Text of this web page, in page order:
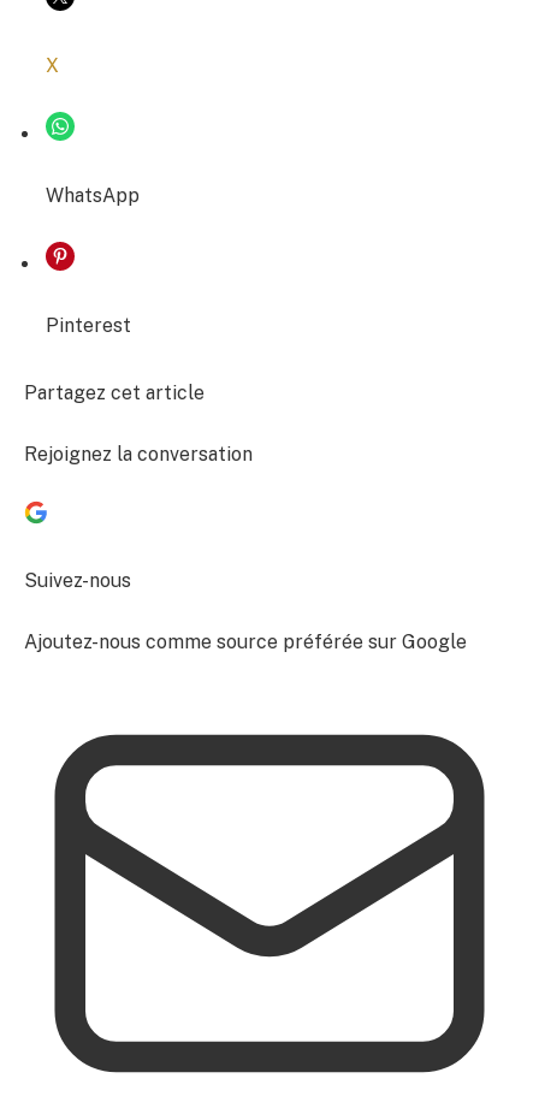
X
WhatsApp
Pinterest
Partagez cet article
Rejoignez la conversation
Suivez-nous
Ajoutez-nous comme source préférée sur Google